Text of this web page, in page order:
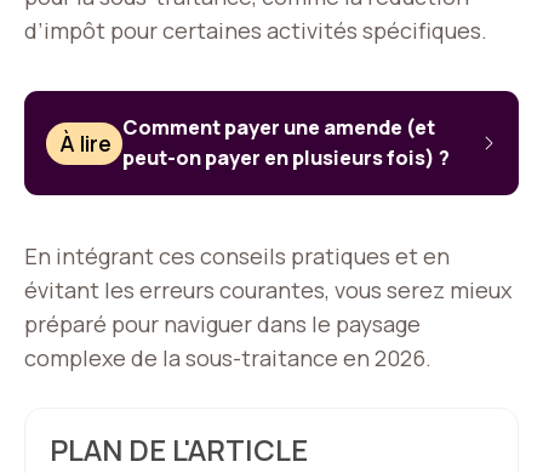
d’impôt pour certaines activités spécifiques.
À lire
Comment payer une amende (et
peut-on payer en plusieurs fois) ?
En intégrant ces conseils pratiques et en
évitant les erreurs courantes, vous serez mieux
préparé pour naviguer dans le paysage
complexe de la sous-traitance en 2026.
PLAN DE L'ARTICLE